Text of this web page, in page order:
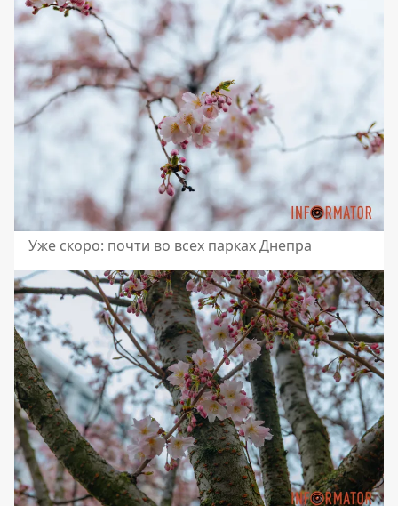
Уже скоро: почти во всех парках Днепра